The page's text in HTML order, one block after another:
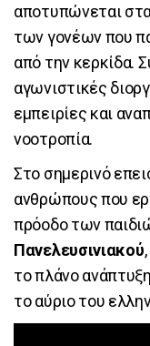
αποτυπώνεται
των γονέων που
από την κερκίδα.
αγωνιστικές
εμπειρίες και
νοοτροπία.
Στο σημερινό
ανθρώπους που
πρόοδο των
Πανελευσινιακού
το πλάνο
το αύριο του